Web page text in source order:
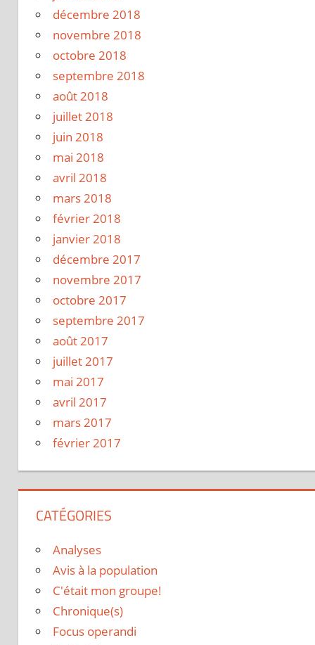
décembre 2018
novembre 2018
octobre 2018
septembre 2018
août 2018
juillet 2018
juin 2018
mai 2018
avril 2018
mars 2018
février 2018
janvier 2018
décembre 2017
novembre 2017
octobre 2017
septembre 2017
août 2017
juillet 2017
mai 2017
avril 2017
mars 2017
février 2017
CATÉGORIES
Analyses
Avis à la population
C'était mon groupe!
Chronique(s)
Focus operandi